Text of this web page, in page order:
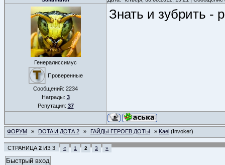
Генералиссимус
Проверенные
Сообщений: 2234
Награды: 3
Репутация: 37
Знать и зубрить -
ФОРУМ » DOTA И ДОТА 2 » ГАЙДЫ ГЕРОЕВ ДОТЫ » Kael (Invoker)
СТРАНИЦА 2 ИЗ 3 « 1 2 3 »